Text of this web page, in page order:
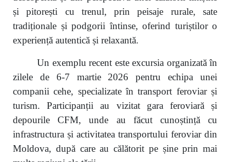
și pitorești cu trenul, prin peisaje rurale, sate
tradiționale și podgorii întinse, oferind turiștilor o
experiență autentică și relaxantă.
Un exemplu recent este excursia organizată în
zilele de 6-7 martie 2026 pentru echipa unei
companii cehe, specializate în transport feroviar și
turism. Participanții au vizitat gara feroviară și
depourile CFM, unde au făcut cunoștință cu
infrastructura și activitatea transportului feroviar din
Moldova, după care au călătorit pe șine prin mai